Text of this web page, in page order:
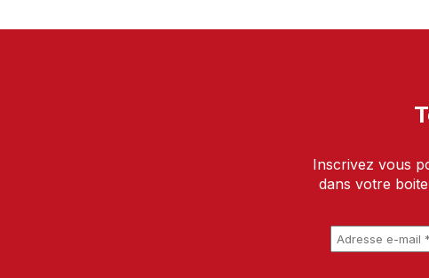
Inscrivez vous
dans votre